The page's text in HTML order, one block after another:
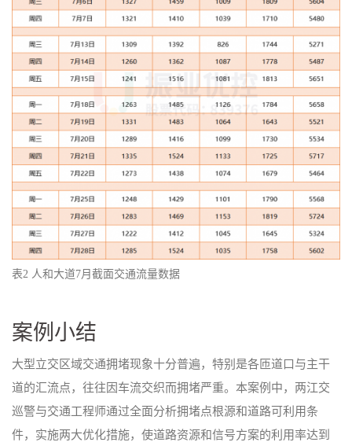
表2 人和大道7月截面交通流量数据
案例小结
大型立交区域交通拥堵现象十分普遍，特别是各匝道口与主干
道的汇流点，往往因车流交织而拥堵严重。本案例中，两江交
巡警与交通工程师通过全面分析拥堵点根源和道路可利用条
件，实施两大优化措施，使道路资源和信号方案的利用率达到